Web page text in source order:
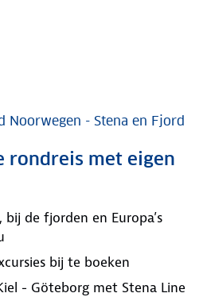
Noorwegen - Stena en Fjord
rondreis met eigen
de fjorden en Europa’s
bij te boeken
- Göteborg met Stena Line